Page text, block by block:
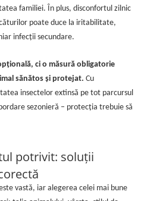
familiei. În plus, disconfortul zilnic
poate duce la iritabilitate,
infecții secundare.
ci o măsură obligatorie
sănătos și protejat. Cu
insectelor extinsă pe tot parcursul
sezonieră – protecția trebuie să
potrivit: soluții
vastă, iar alegerea celei mai bune